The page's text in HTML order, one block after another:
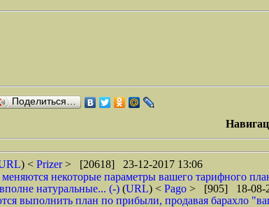
Поделиться…
) < Prizer> [20618] 23-12-2017 13:06
некоторые параметры вашего тарифного
натуральные... (-) (URL) < Pago > [905] 18-08-
выполнить план по прибыли, продавая барахло